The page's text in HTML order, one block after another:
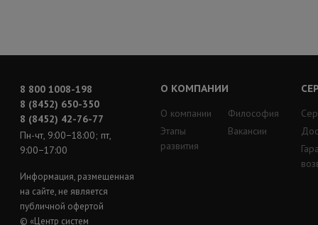
8 800 1008-198
8 (8452) 650-350
8 (8452) 42-76-77
Пн-чт, 9:00−18:00; пт,
9:00−17:00
Информация, размещенная
на сайте, не является
публичной офертой
© «Центр систем
О КОМПАНИИ
О компании
Этапы
развития
Философия
Вакансии